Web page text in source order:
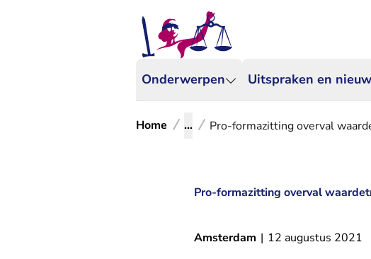
Onderwerpen Uitspraken en
Home ... Pro-formazitting overval
Pro-formazitting overval
Amsterdam | 12 augustus 2021